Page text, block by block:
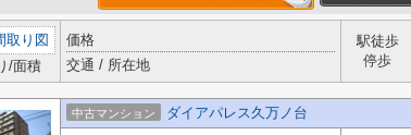
取り図
/面積
価格
交通 / 所在地
駅徒歩
停歩
中古マンション ダイアパレス久万ノ台